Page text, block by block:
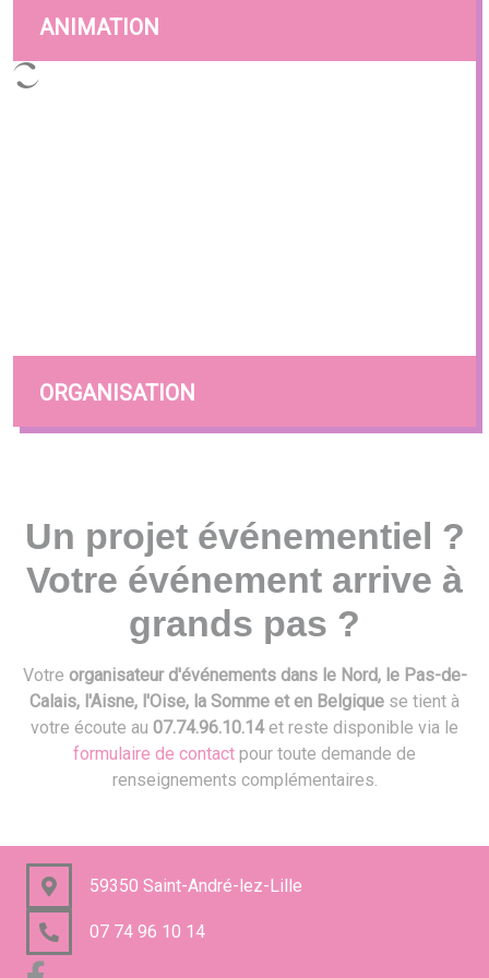
ANIMATION
ORGANISATION
Un projet événementiel ?
Votre événement arrive à
grands pas ?
Votre organisateur d'événements dans le Nord, le Pas-de-
Calais, l'Aisne, l'Oise, la Somme et en Belgique se tient à
votre écoute au 07.74.96.10.14et reste disponible via le
formulaire de contact pour toute demande de
renseignements complémentaires.
59350 Saint-André-lez-Lille
07 74 96 10 14